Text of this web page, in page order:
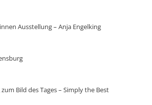
Ausstellung – Anja Engelking
Bild des Tages – Simply the Best